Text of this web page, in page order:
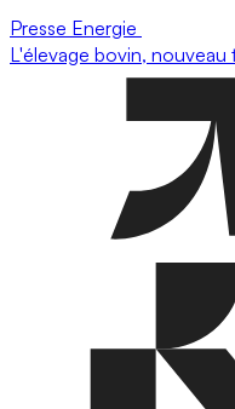
Presse Energie
L'élevage bovin, nouveau